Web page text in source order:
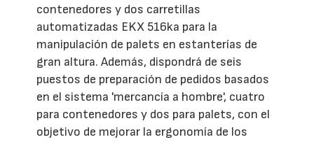
contenedores y dos carretillas
automatizadas EKX 516ka para la
manipulación de palets en estanterías de
gran altura. Además, dispondrá de seis
puestos de preparación de pedidos basados
en el sistema 'mercancía a hombre', cuatro
para contenedores y dos para palets, con el
objetivo de mejorar la ergonomía de los